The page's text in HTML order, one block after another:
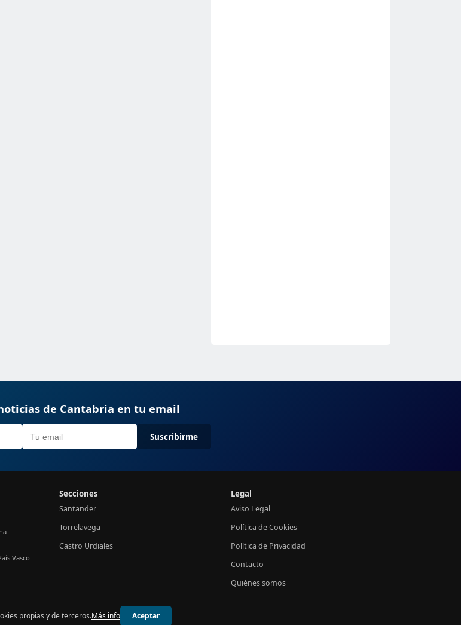
de Cantabria en tu email
Suscribirme
Vasco
Secciones
Santander
Torrelavega
Castro Urdiales
Legal
Aviso Legal
Política de Cookies
Política de Privacidad
Contacto
Quiénes somos
© 2026 24h Cantabria
propias y de terceros.Más info Aceptar